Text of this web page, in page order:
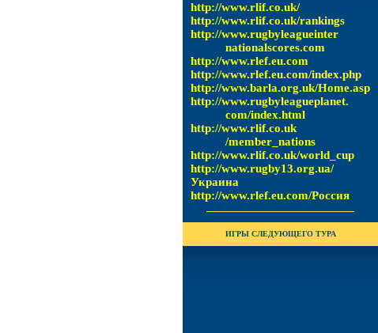
http://www.rlif.co.uk/
http://www.rlif.co.uk/rankings
http://www.rugbyleagueinter
nationalscores.com
http://www.rlef.eu.com
http://www.rlef.eu.com/index.php
http://www.barla.org.uk/Home.asp
http://www.rugbyleagueplanet.
com/index.html
http://www.rlif.co.uk
/member_nations
http://www.rlif.co.uk/world_cup
http://www.rugby13.org.ua/
Украина
http://www.rlef.eu.com/Россия
ИГРЫ СЛЕДУЮЩЕГО ТУРА